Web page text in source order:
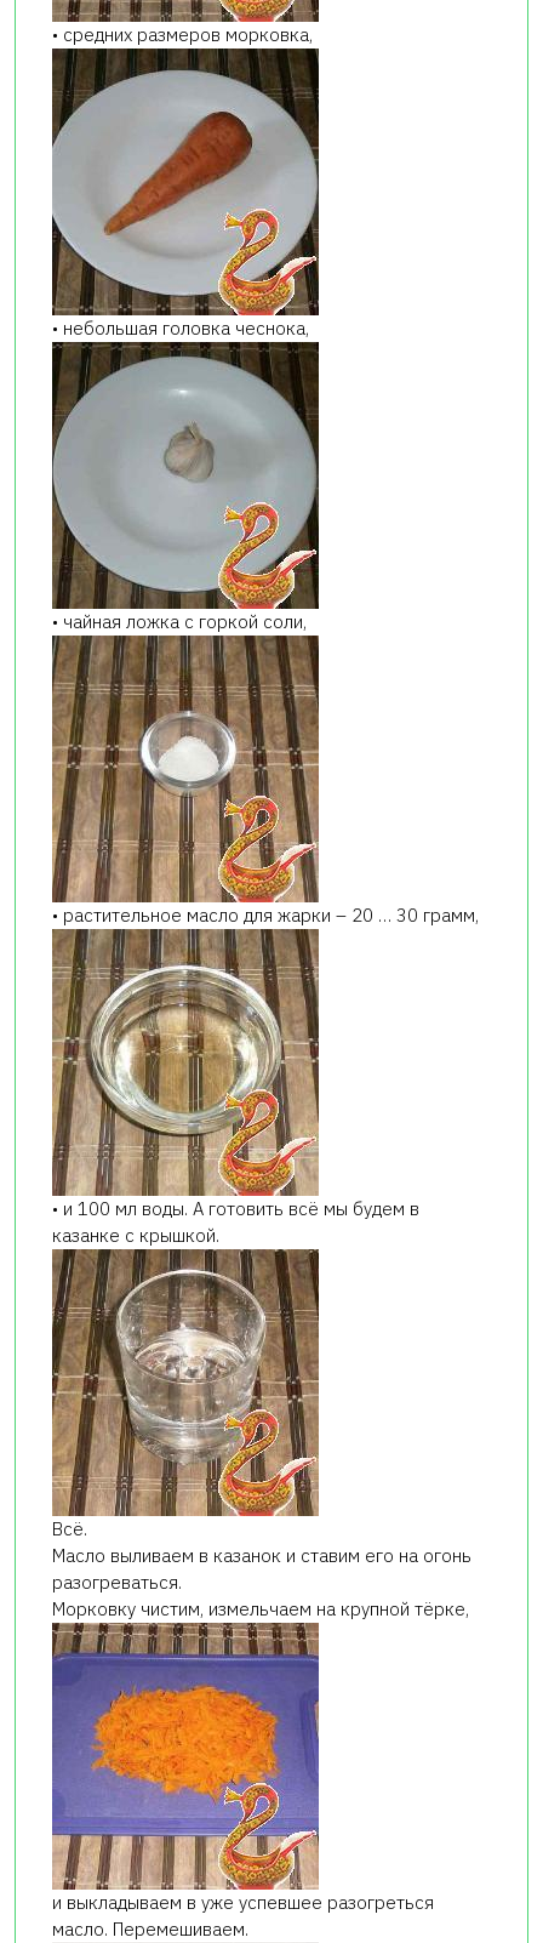
• средних размеров морковка,
• небольшая головка чеснока,
• чайная ложка с горкой соли,
• растительное масло для жарки – 20 … 30 грамм,
• и 100 мл воды. А готовить всё мы будем в
казанке с крышкой.
Всё.
Масло выливаем в казанок и ставим его на огонь
разогреваться.
Морковку чистим, измельчаем на крупной тёрке,
и выкладываем в уже успевшее разогреться
масло. Перемешиваем.